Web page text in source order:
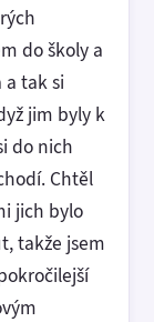
do školy a
tak si
jim byly k
do nich
Chtěl
jich bylo
takže jsem